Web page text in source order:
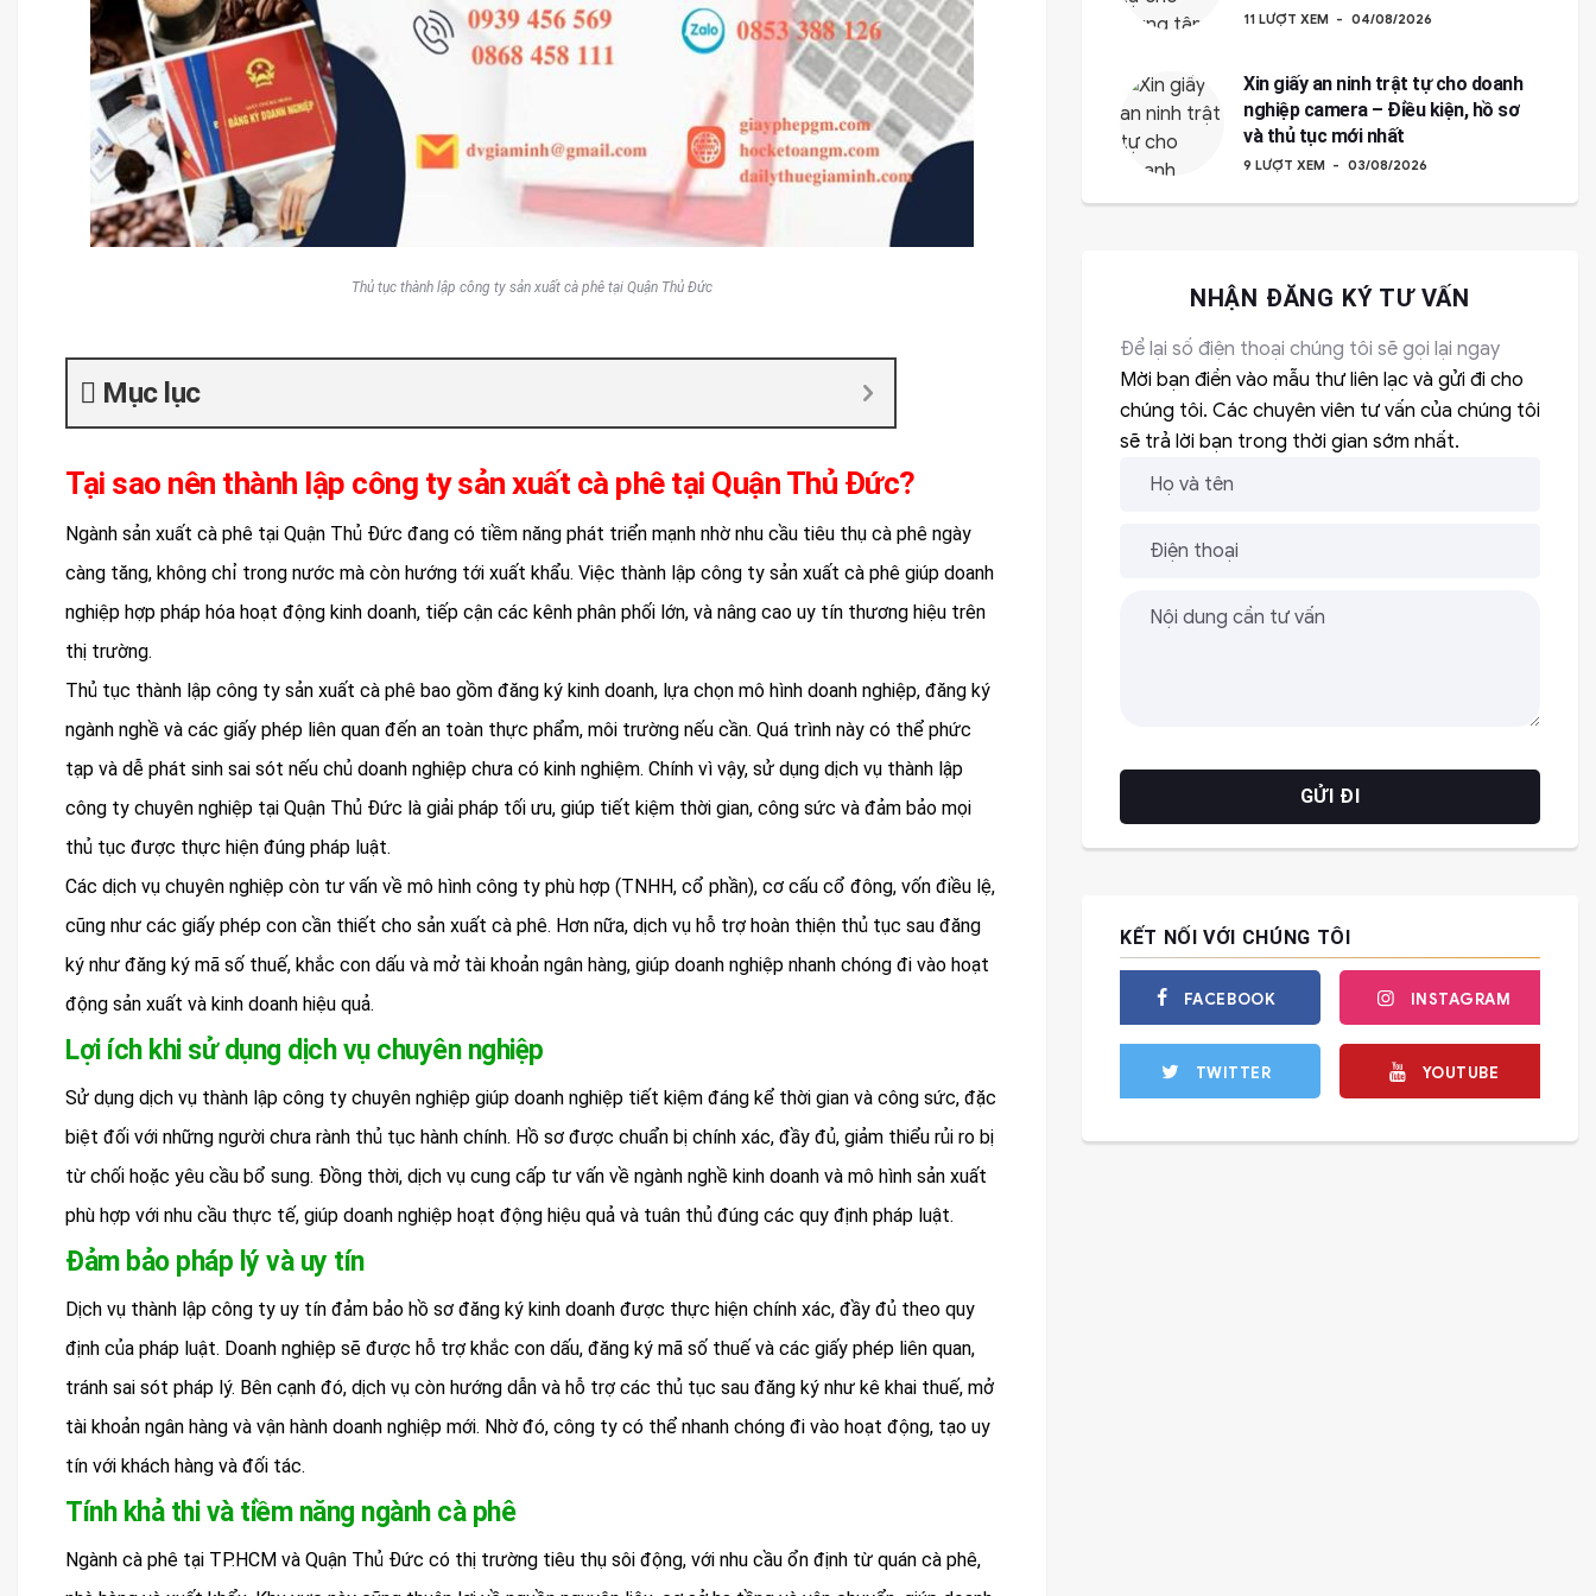
Thủ tục thành lập công ty sản xuất cà phê tại Quận Thủ Đức
Mục lục
Tại sao nên thành lập công ty sản xuất cà phê tại Quận Thủ Đức?
Ngành sản xuất cà phê tại Quận Thủ Đức đang có tiềm năng phát triển mạnh nhờ nhu cầu tiêu thụ cà phê ngày
càng tăng, không chỉ trong nước mà còn hướng tới xuất khẩu. Việc thành lập công ty sản xuất cà phê giúp doanh
nghiệp hợp pháp hóa hoạt động kinh doanh, tiếp cận các kênh phân phối lớn, và nâng cao uy tín thương hiệu trên
thị trường.
Thủ tục thành lập công ty sản xuất cà phê bao gồm đăng ký kinh doanh, lựa chọn mô hình doanh nghiệp, đăng ký
ngành nghề và các giấy phép liên quan đến an toàn thực phẩm, môi trường nếu cần. Quá trình này có thể phức
tạp và dễ phát sinh sai sót nếu chủ doanh nghiệp chưa có kinh nghiệm. Chính vì vậy, sử dụng dịch vụ thành lập
công ty chuyên nghiệp tại Quận Thủ Đức là giải pháp tối ưu, giúp tiết kiệm thời gian, công sức và đảm bảo mọi
thủ tục được thực hiện đúng pháp luật.
Các dịch vụ chuyên nghiệp còn tư vấn về mô hình công ty phù hợp (TNHH, cổ phần), cơ cấu cổ đông, vốn điều lệ,
cũng như các giấy phép con cần thiết cho sản xuất cà phê. Hơn nữa, dịch vụ hỗ trợ hoàn thiện thủ tục sau đăng
ký như đăng ký mã số thuế, khắc con dấu và mở tài khoản ngân hàng, giúp doanh nghiệp nhanh chóng đi vào hoạt
động sản xuất và kinh doanh hiệu quả.
Lợi ích khi sử dụng dịch vụ chuyên nghiệp
Sử dụng dịch vụ thành lập công ty chuyên nghiệp giúp doanh nghiệp tiết kiệm đáng kể thời gian và công sức, đặc
biệt đối với những người chưa rành thủ tục hành chính. Hồ sơ được chuẩn bị chính xác, đầy đủ, giảm thiểu rủi ro bị
từ chối hoặc yêu cầu bổ sung. Đồng thời, dịch vụ cung cấp tư vấn về ngành nghề kinh doanh và mô hình sản xuất
phù hợp với nhu cầu thực tế, giúp doanh nghiệp hoạt động hiệu quả và tuân thủ đúng các quy định pháp luật.
Đảm bảo pháp lý và uy tín
Dịch vụ thành lập công ty uy tín đảm bảo hồ sơ đăng ký kinh doanh được thực hiện chính xác, đầy đủ theo quy
định của pháp luật. Doanh nghiệp sẽ được hỗ trợ khắc con dấu, đăng ký mã số thuế và các giấy phép liên quan,
tránh sai sót pháp lý. Bên cạnh đó, dịch vụ còn hướng dẫn và hỗ trợ các thủ tục sau đăng ký như kê khai thuế, mở
tài khoản ngân hàng và vận hành doanh nghiệp mới. Nhờ đó, công ty có thể nhanh chóng đi vào hoạt động, tạo uy
tín với khách hàng và đối tác.
Tính khả thi và tiềm năng ngành cà phê
Ngành cà phê tại TP.HCM và Quận Thủ Đức có thị trường tiêu thụ sôi động, với nhu cầu ổn định từ quán cà phê,
11 LƯỢT XEM 04/08/2026
Xin giấy an ninh trật tự cho doanh
nghiệp camera – Điều kiện, hồ sơ
và thủ tục mới nhất
9 LƯỢT XEM 03/08/2026
NHẬN ĐĂNG KÝ TƯ VẤN
Để lại số điện thoại chúng tôi sẽ gọi lại ngay
Mời bạn điền vào mẫu thư liên lạc và gửi đi cho
chúng tôi. Các chuyên viên tư vấn của chúng tôi
sẽ trả lời bạn trong thời gian sớm nhất.
KẾT NỐI VỚI CHÚNG TÔI
FACEBOOK
TWITTER
INSTAGRAM
YOUTUBE